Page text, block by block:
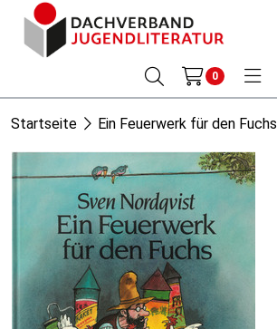
0
Startseite Ein Feuerwerk für den Fuchs